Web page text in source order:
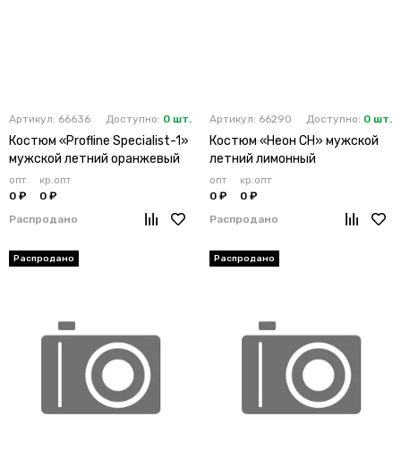
Артикул: 66636 Доступно: 0 шт.
Костюм «Profline Specialist-1»
мужской летний оранжевый
опт
0 ₽
кр.опт
0 ₽
Распродано
Артикул: 66290 Доступно: 0 шт.
Костюм «Неон CH» мужской
летний лимонный
опт
0 ₽
кр.опт
0 ₽
Распродано